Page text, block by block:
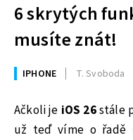
6 skrytých
musíte znát!
IPHONE T. Svoboda
Ačkoli je iOS 26stále
už teď víme o řadě